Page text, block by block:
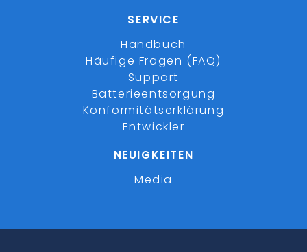
SERVICE
Handbuch
Häufige Fragen (FAQ)
Support
Batterieentsorgung
Konformitätserklärung
Entwickler
NEUIGKEITEN
Media